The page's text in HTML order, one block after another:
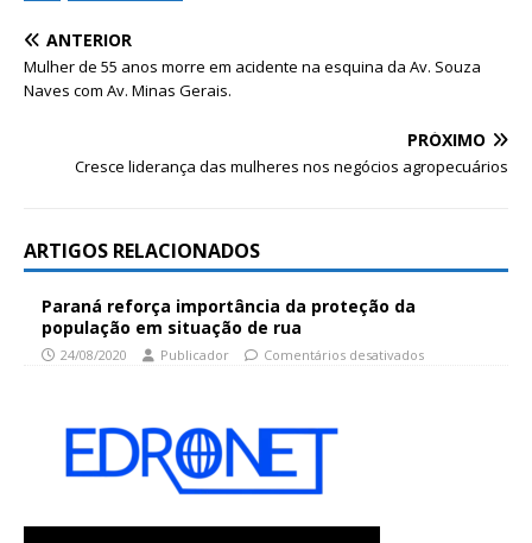
ANTERIOR
Mulher de 55 anos morre em acidente na esquina da Av. Souza
Naves com Av. Minas Gerais.
PRÓXIMO
Cresce liderança das mulheres nos negócios agropecuários
ARTIGOS RELACIONADOS
Paraná reforça importância da proteção da
população em situação de rua
24/08/2020 Publicador Comentários desativados